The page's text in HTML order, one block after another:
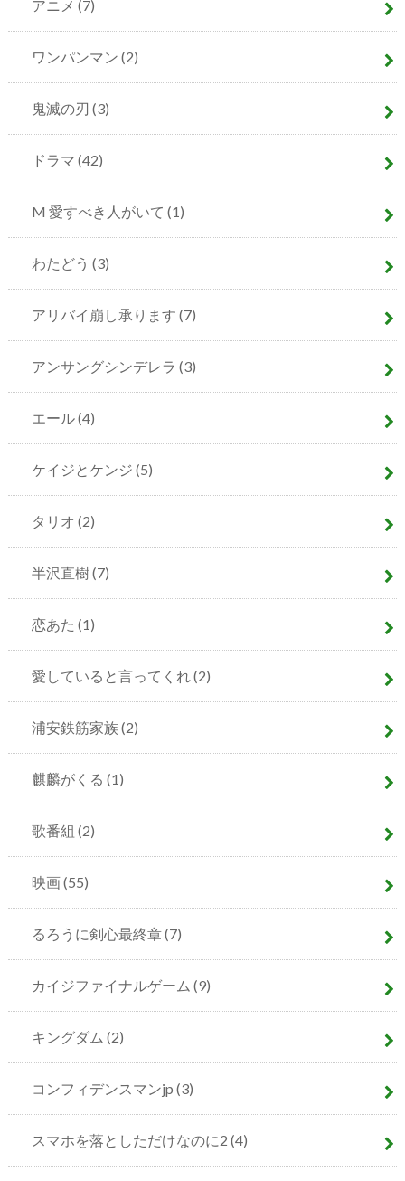
アニメ (7)
ワンパンマン (2)
鬼滅の刃 (3)
ドラマ (42)
M 愛すべき人がいて (1)
わたどう (3)
アリバイ崩し承ります (7)
アンサングシンデレラ (3)
エール(4)
ケイジとケンジ (5)
タリオ (2)
半沢直樹(7)
恋あた (1)
愛していると言ってくれ(2)
浦安鉄筋家族(2)
麒麟がくる (1)
歌番組 (2)
映画(55)
るろうに剣心最終章(7)
カイジファイナルゲーム (9)
キングダム (2)
コンフィデンスマンjp (3)
スマホを落としただけなのに2 (4)